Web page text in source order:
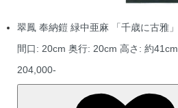
翠鳳 奉納鎧 緑中亜麻 「千歳に古雅」
間口: 20cm 奥行: 20cm 高さ: 約41cm
204,000-